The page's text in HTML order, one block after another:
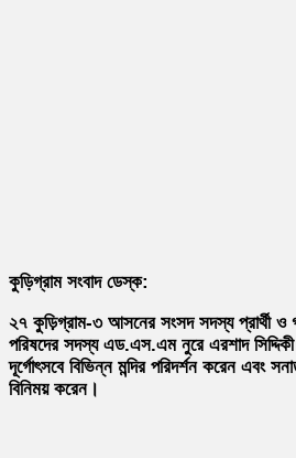
কুড়িগ্রাম সংবাদ ডেস্ক:
২৭ কুড়িগ্রাম-৩ আসনের সংসদ সদস্য প্রার্থী ও
পরিষদের সদস্য এড.এস.এম নুরে এরশাদ সিদ্দিকী
দূর্গোৎসবে বিভিন্ন মন্দির পরিদর্শন করেন এবং
বিনিময় করেন।